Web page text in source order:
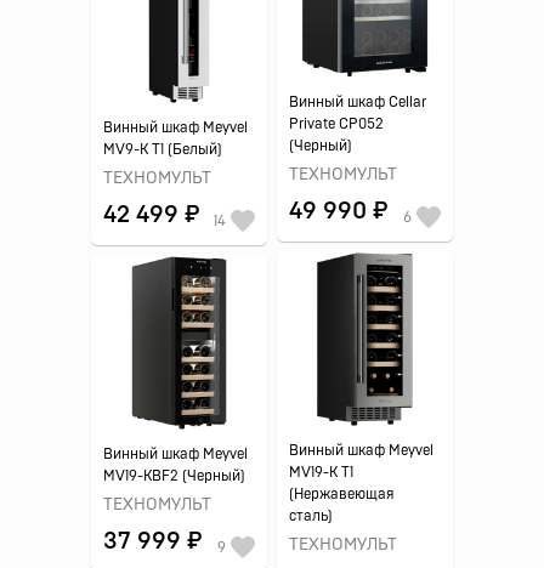
Винный шкаф Cellar
Private CP052
(Черный)
ТЕХНОМУЛЬТ
49 990 ₽ 6
Винный шкаф Meyvel
MV9-K T1 (Белый)
ТЕХНОМУЛЬТ
42 499 ₽ 14
Винный шкаф Meyvel
MV19-K T1
(Нержавеющая
сталь)
ТЕХНОМУЛЬТ
Винный шкаф Meyvel
MV19-KBF2 (Черный)
ТЕХНОМУЛЬТ
37 999 ₽ 9